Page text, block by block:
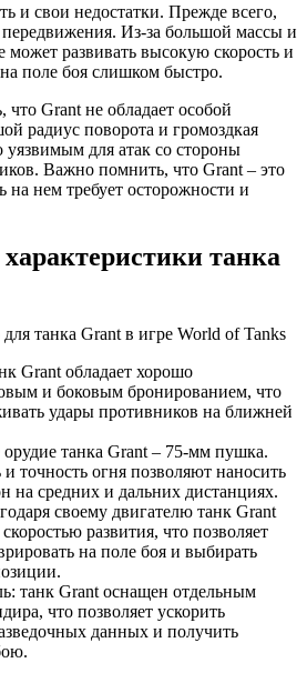
и свои недостатки. Прежде всего,
передвижения. Из-за большой массы и
может развивать высокую скорость и
поле боя слишком быстро.
что Grant не обладает особой
радиус поворота и громоздкая
уязвимым для атак со стороны
Важно помнить, что Grant – это
на нем требует осторожности и
танка
Grant обладает хорошо
и боковым бронированием, что
удары противников на ближней
танка Grant – 75-мм пушка.
и точность огня позволяют наносить
на средних и дальних дистанциях.
своему двигателю танк Grant
развития, что позволяет
на поле боя и выбирать
танк Grant оснащен отдельным
что позволяет ускорить
данных и получить